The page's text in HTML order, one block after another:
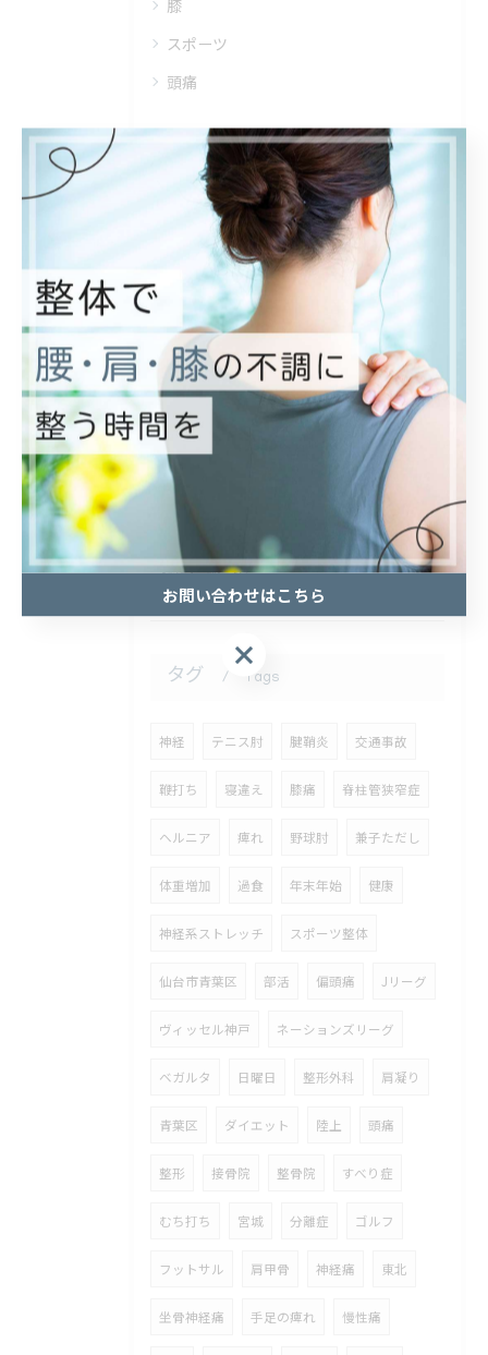
膝
スポーツ
頭痛
最近の投稿 Recent Posts
2026/08/01
こんにちは！
2026/07/31
7月最終日。
2026/07/25
こんにちは！
タグ Tags
神経 テニス肘 腱鞘炎 交通事故
鞭打ち 寝違え 膝痛 脊柱管狭窄症
ヘルニア 痺れ 野球肘 兼子ただし
体重増加 過食 年末年始 健康
神経系ストレッチ スポーツ整体
仙台市青葉区 部活 偏頭痛 Jリーグ
ヴィッセル神戸 ネーションズリーグ
ベガルタ 日曜日 整形外科 肩凝り
青葉区 ダイエット 陸上 頭痛
整形 接骨院 整骨院 すべり症
むち打ち 宮城 分離症 ゴルフ
フットサル 肩甲骨 神経痛 東北
坐骨神経痛 手足の痺れ 慢性痛
お問い合わせはこちら
お問い合わせはこちら